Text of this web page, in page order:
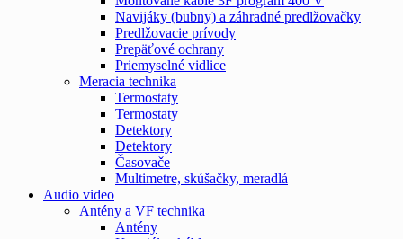
Navijáky (bubny) a záhradné predlžovačky
Predlžovacie prívody
Prepäťové ochrany
Priemyselné vidlice
Meracia technika
Termostaty
Termostaty
Detektory
Detektory
Časovače
Multimetre, skúšačky, meradlá
Audio video
Antény a VF technika
Antény